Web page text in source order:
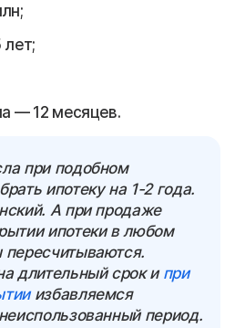
лет;
— 12 месяцев.
при подобном
ипотеку на 1-2 года.
А при продаже
ипотеки в любом
пересчитываются.
длительный срок и при
избавляемся
период.